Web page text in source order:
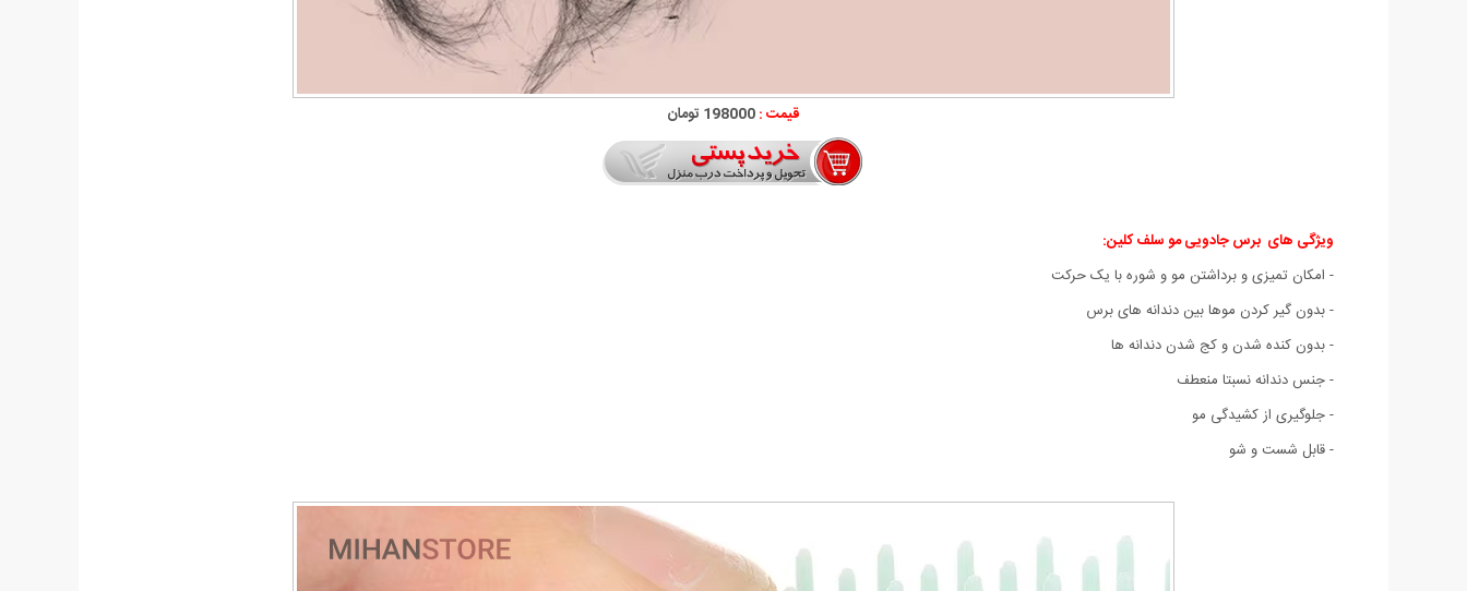
قیمت :198000 تومان
ویژگی های برس جادویی مو سلف کلین:
- امکان تمیزی و برداشتن مو و شوره با یک حرکت
- بدون گیر کردن موها بین دندانه های برس
- بدون کنده شدن و کج شدن دندانه ها
- جنس دندانه نسبتا منعطف
- جلوگیری از کشیدگی مو
- قابل شست و شو